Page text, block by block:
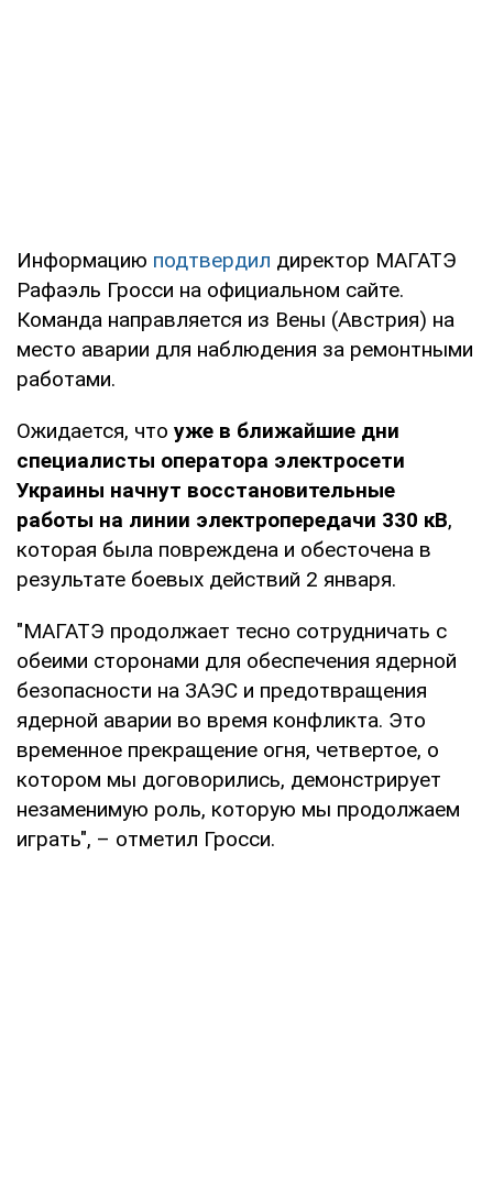
Информацию подтвердил директор МАГАТЭ
Рафаэль Гросси на официальном сайте.
Команда направляется из Вены (Австрия) на
место аварии для наблюдения за ремонтными
работами.
Ожидается, что уже в ближайшие дни
специалисты оператора электросети
Украины начнут восстановительные
работы на линии электропередачи 330 кВ,
которая была повреждена и обесточена в
результате боевых действий 2 января.
"МАГАТЭ продолжает тесно сотрудничать с
обеими сторонами для обеспечения ядерной
безопасности на ЗАЭС и предотвращения
ядерной аварии во время конфликта. Это
временное прекращение огня, четвертое, о
котором мы договорились, демонстрирует
незаменимую роль, которую мы продолжаем
играть", – отметил Гросси.